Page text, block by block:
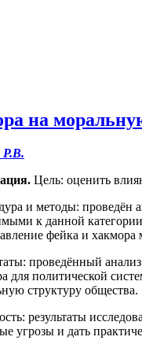
на
Р.В.
Цель: оценить
и методы: проведён
к данной
фейка и хакмора
проведённый
для политической
структуру общества.
результаты
угрозы и дать